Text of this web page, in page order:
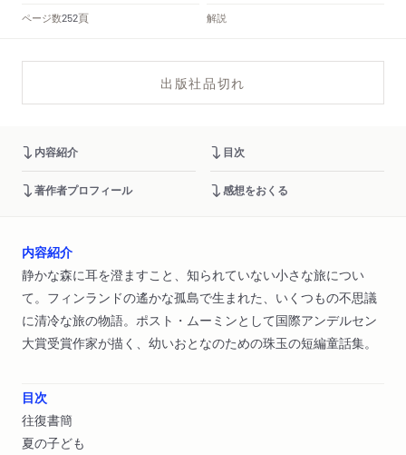
ページ数252頁 解説
出版社品切れ
内容紹介 目次
著作者プロフィール 感想をおくる
内容紹介
静かな森に耳を澄ますこと、知られていない小さな旅につい
て。フィンランドの遙かな孤島で生まれた、いくつもの不思議
に清冷な旅の物語。ポスト・ムーミンとして国際アンデルセン
大賞受賞作家が描く、幼いおとなのための珠玉の短編童話集。
目次
往復書簡
夏の子ども